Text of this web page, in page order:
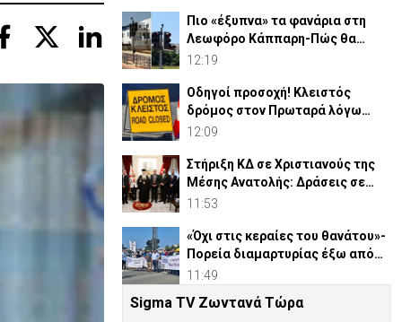
Πιο «έξυπνα» τα φανάρια στη
Λεωφόρο Κάππαρη-Πώς θα
λειτουργούν
12:19
Οδηγοί προσοχή! Κλειστός
δρόμος στον Πρωταρά λόγω
έργων
12:09
Στήριξη ΚΔ σε Χριστιανούς της
Μέσης Ανατολής: Δράσεις σε
Γάζα-Συρία-Ιορδανία
11:53
«Όχι στις κεραίες του θανάτου»-
Πορεία διαμαρτυρίας έξω από
τις Β. Βάσεις
11:49
Χρουστσόφ για Μακάριο: «Οι
Sigma TV Ζωντανά Τώρα